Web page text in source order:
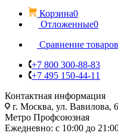
Корзина0
Отложенные0
Сравнение товаров
+7 800 300-88-83
+7 495 150-44-11
Контактная информация
г. Москва, ул. Вавилова,
Метро Профсоюзная
Ежедневно: с 10:00 до